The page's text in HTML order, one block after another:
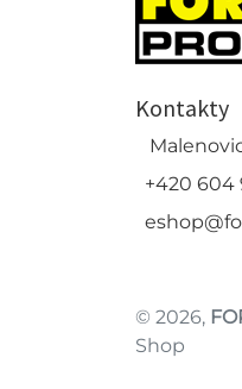
Kontakty
+420 604
© 2026,
Shop